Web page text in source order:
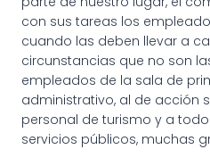
con sus tareas los
cuando las deben llevar a
circunstancias que no son
empleados de la sala de
administrativo, al de acción
personal de turismo y a
servicios públicos, muchas